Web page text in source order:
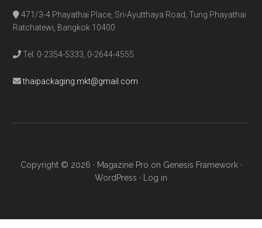
471/3-4 Phayathai Place, Sri-Ayutthaya Road, Tung Phayathai
Ratchatewi, Bangkok 10400
Tel. 0-2354-5333, 0-2644-4555
thaipackaging.mkt@gmail.com
Copyright © 2026 · Magazine Pro on Genesis Framework·
WordPress · Log in